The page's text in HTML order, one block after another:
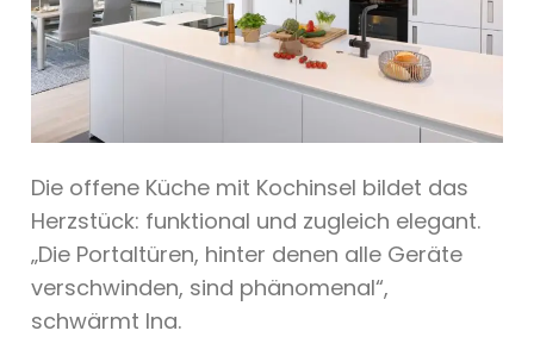
Die offene Küche mit Kochinsel bildet das
Herzstück: funktional und zugleich elegant.
„Die Portaltüren, hinter denen alle Geräte
verschwinden, sind phänomenal“,
schwärmt Ina.